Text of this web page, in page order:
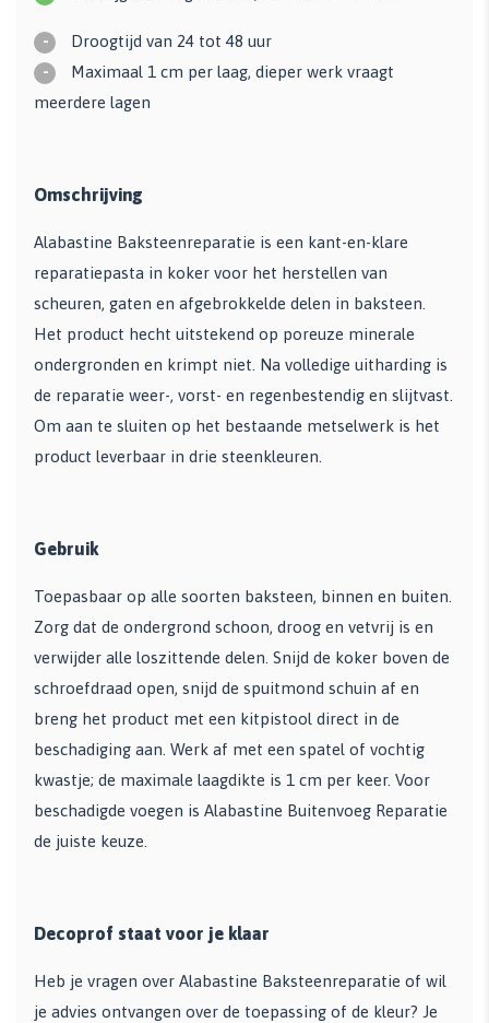
- Droogtijd van 24 tot 48 uur
-
Maximaal 1 cm per laag, dieper werk vraagt
meerdere lagen
Omschrijving
Alabastine Baksteenreparatie is een kant-en-klare
reparatiepasta in koker voor het herstellen van
scheuren, gaten en afgebrokkelde delen in baksteen.
Het product hecht uitstekend op poreuze minerale
ondergronden en krimpt niet. Na volledige uitharding is
de reparatie weer-, vorst- en regenbestendig en slijtvast.
Om aan te sluiten op het bestaande metselwerk is het
product leverbaar in drie steenkleuren.
Gebruik
Toepasbaar op alle soorten baksteen, binnen en buiten.
Zorg dat de ondergrond schoon, droog en vetvrij is en
verwijder alle loszittende delen. Snijd de koker boven de
schroefdraad open, snijd de spuitmond schuin af en
breng het product met een kitpistool direct in de
beschadiging aan. Werk af met een spatel of vochtig
kwastje; de maximale laagdikte is 1 cm per keer. Voor
beschadigde voegen is Alabastine Buitenvoeg Reparatie
de juiste keuze.
Decoprof staat voor je klaar
Heb je vragen over Alabastine Baksteenreparatie of wil
je advies ontvangen over de toepassing of de kleur? Je